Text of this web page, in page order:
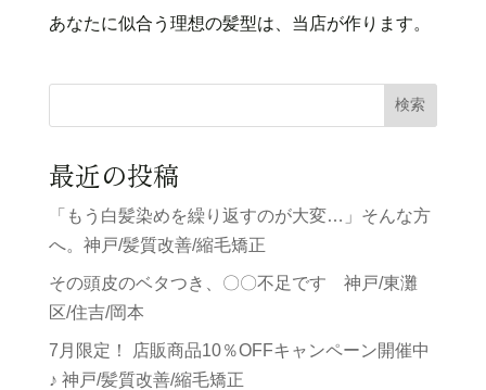
あなたに似合う理想の髪型は、当店が作ります。
検索
最近の投稿
「もう白髪染めを繰り返すのが大変…」そんな方
へ。神戸/髪質改善/縮毛矯正
その頭皮のベタつき、〇〇不足です 神戸/東灘
区/住吉/岡本
7月限定！ 店販商品10％OFFキャンペーン開催中
♪ 神戸/髪質改善/縮毛矯正